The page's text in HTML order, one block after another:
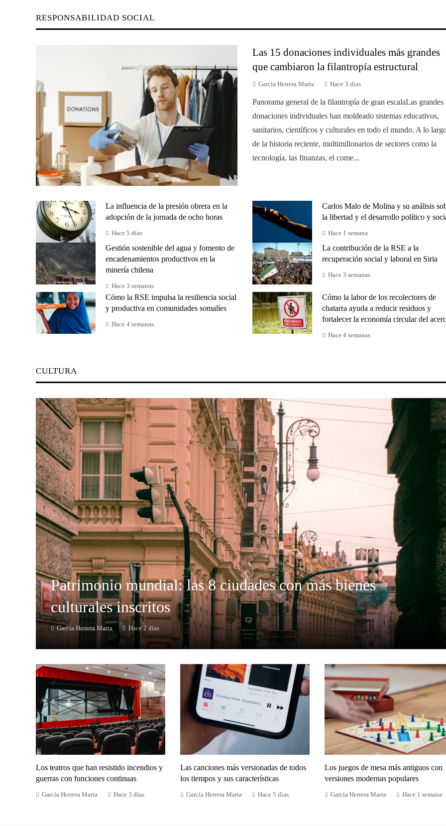
RESPONSABILIDAD SOCIAL
Las 15 donaciones individuales más grandes
que cambiaron la filantropía estructural
García Herrera Marta Hace 3 días
Panorama general de la filantropía de gran escalaLas grandes
donaciones individuales han moldeado sistemas educativos,
sanitarios, científicos y culturales en todo el mundo. A lo
de la historia reciente, multimillonarios de sectores como la
tecnología, las finanzas, el come...
La influencia de la presión obrera en la
adopción de la jornada de ocho horas
Hace 5 días
Carlos Malo de Molina y su análisis
la libertad y el desarrollo político y
Hace 1 semana
Gestión sostenible del agua y fomento de
encadenamientos productivos en la
minería chilena
Hace 3 semanas
La contribución de la RSE a la
recuperación social y laboral en Siria
Hace 3 semanas
Cómo la RSE impulsa la resiliencia social
y productiva en comunidades somalíes
Hace 4 semanas
Cómo la labor de los recolectores de
chatarra ayuda a reducir residuos y
fortalecer la economía circular del
Hace 4 semanas
CULTURA
Patrimonio mundial: las 8 ciudades con más bienes
culturales inscritos
García Herrera Marta Hace 2 días
Los teatros que han resistido incendios y
guerras con funciones continuas
García Herrera Marta Hace 3 días
Las canciones más versionadas de todos
los tiempos y sus características
García Herrera Marta Hace 5 días
Los juegos de mesa más antiguos con
versiones modernas populares
García Herrera Marta Hace 1 semana